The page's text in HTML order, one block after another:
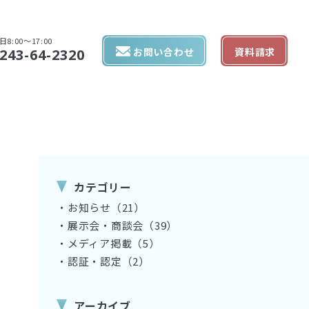
8:00〜17:00
64-2320 お問い合わせ 資料請求
カテゴリー
・お知らせ（21）
・展示会・商談会（39）
・メディア掲載（5）
・認証・認定（2）
アーカイブ